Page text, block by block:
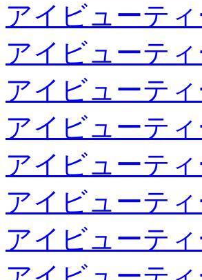
アイビューテ
アイビューテ
アイビューテ
アイビューテ
アイビューテ
アイビューテ
アイビューテ